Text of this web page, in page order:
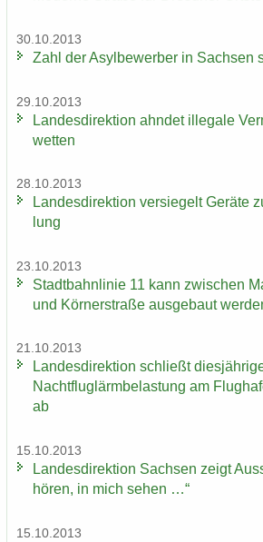
30.10.2013
Zahl der Asyl­be­wer­ber in Sach­sen
29.10.2013
Lan­des­di­rek­ti­on ahn­det il­le­ga­le
wet­ten
28.10.2013
Lan­des­di­rek­ti­on ver­sie­gelt Ge­rä­te
lung
23.10.2013
Stadt­bahn­li­nie 11 kann zwi­schen
und Körn­er­stra­ße aus­ge­baut
21.10.2013
Lan­des­di­rek­ti­on schließt
Nacht­flug­lärm­be­las­tung am
ab
15.10.2013
Lan­des­di­rek­ti­on Sach­sen zeigt
hören, in mich sehen …“
15.10.2013